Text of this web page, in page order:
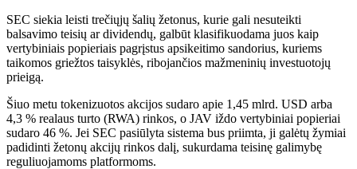
SEC siekia leisti trečiųjų šalių žetonus, kurie gali nesuteikti
balsavimo teisių ar dividendų, galbūt klasifikuodama juos kaip
vertybiniais popieriais pagrįstus apsikeitimo sandorius, kuriems
taikomos griežtos taisyklės, ribojančios mažmeninių investuotojų
prieigą.
Šiuo metu tokenizuotos akcijos sudaro apie 1,45 mlrd. USD arba
4,3 % realaus turto (RWA) rinkos, o JAV iždo vertybiniai popieriai
sudaro 46 %. Jei SEC pasiūlyta sistema bus priimta, ji galėtų žymiai
padidinti žetonų akcijų rinkos dalį, sukurdama teisinę galimybę
reguliuojamoms platformoms.